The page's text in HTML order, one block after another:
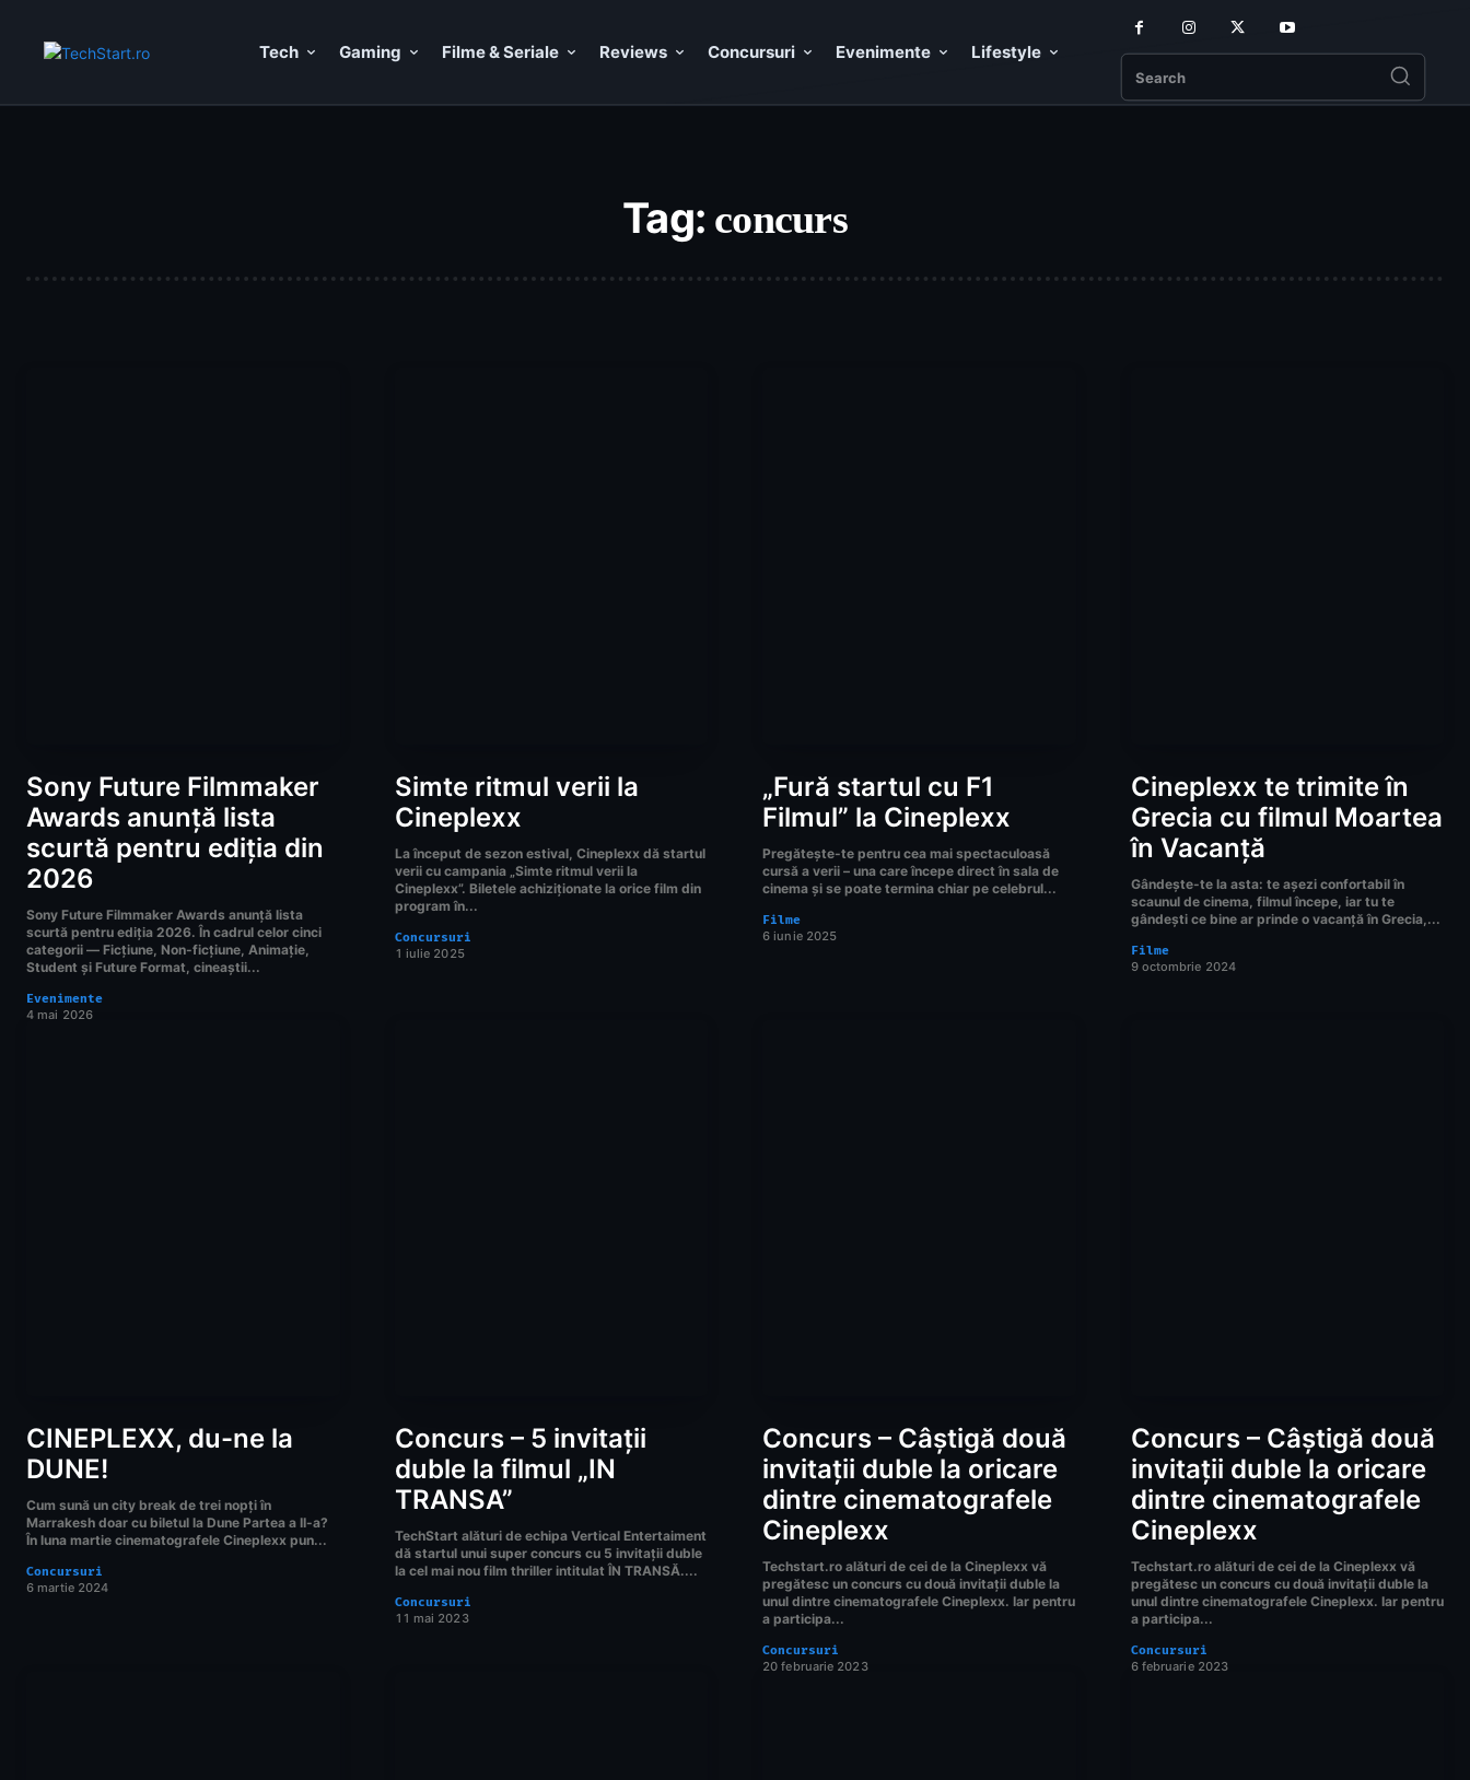
Tech Gaming Filme & Seriale Reviews Concursuri Evenimente Lifestyle
Search
Tag: concurs
Sony Future Filmmaker
Awards anunță lista
scurtă pentru ediția din
2026
Sony Future Filmmaker Awards anunță lista
scurtă pentru ediția 2026. În cadrul celor cinci
categorii — Ficțiune, Non-ficțiune, Animație,
Student și Future Format, cineaștii...
Evenimente
4 mai 2026
Simte ritmul verii la
Cineplexx
La început de sezon estival, Cineplexx dă startul
verii cu campania „Simte ritmul verii la
Cineplexx”. Biletele achiziționate la orice film din
program în...
Concursuri
1 iulie 2025
„Fură startul cu F1
Filmul” la Cineplexx
Pregătește-te pentru cea mai spectaculoasă
cursă a verii – una care începe direct în sala de
cinema și se poate termina chiar pe celebrul...
Filme
6 iunie 2025
Cineplexx te trimite în
Grecia cu filmul Moartea
în Vacanță
Gândește-te la asta: te așezi confortabil în
scaunul de cinema, filmul începe, iar tu te
gândești ce bine ar prinde o vacanță în Grecia,...
Filme
9 octombrie 2024
CINEPLEXX, du-ne la
DUNE!
Cum sună un city break de trei nopți în
Marrakesh doar cu biletul la Dune Partea a II-a?
În luna martie cinematografele Cineplexx pun...
Concursuri
6 martie 2024
Concurs – 5 invitații
duble la filmul „IN
TRANSA”
TechStart alături de echipa Vertical Entertaiment
dă startul unui super concurs cu 5 invitații duble
la cel mai nou film thriller intitulat ÎN TRANSĂ....
Concursuri
11 mai 2023
Concurs – Câștigă două
invitații duble la oricare
dintre cinematografele
Cineplexx
Techstart.ro alături de cei de la Cineplexx vă
pregătesc un concurs cu două invitații duble la
unul dintre cinematografele Cineplexx. Iar pentru
a participa...
Concursuri
20 februarie 2023
Concurs – Câștigă două
invitații duble la oricare
dintre cinematografele
Cineplexx
Techstart.ro alături de cei de la Cineplexx vă
pregătesc un concurs cu două invitații duble la
unul dintre cinematografele Cineplexx. Iar pentru
a participa...
Concursuri
6 februarie 2023